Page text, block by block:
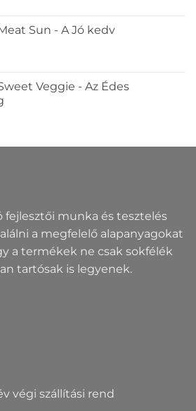
Sun - A Jó kedv
Veggie - Az Édes
fejlesztői munka és tesztelés
a megfelelő alapanyagokat
a termékek ne csak sokfélék
tartósak is legyenek.
végi szállítási rend